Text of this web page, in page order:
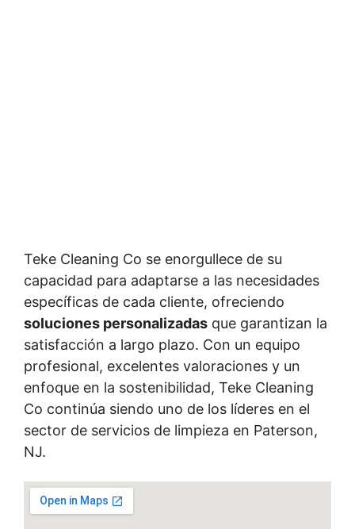
Teke Cleaning Co se enorgullece de su
capacidad para adaptarse a las necesidades
específicas de cada cliente, ofreciendo
soluciones personalizadas que garantizan la
satisfacción a largo plazo. Con un equipo
profesional, excelentes valoraciones y un
enfoque en la sostenibilidad, Teke Cleaning
Co continúa siendo uno de los líderes en el
sector de servicios de limpieza en Paterson,
NJ.